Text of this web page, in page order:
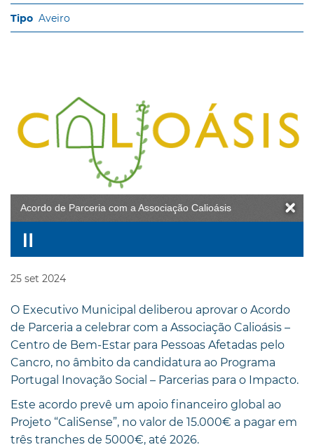
Aveiro
Acordo de Parceria com a Associação Calioásis
25 set 2024
O Executivo Municipal deliberou aprovar o Acordo
de Parceria a celebrar com a Associação Calioásis –
Centro de Bem-Estar para Pessoas Afetadas pelo
Cancro, no âmbito da candidatura ao Programa
Portugal Inovação Social – Parcerias para o Impacto.
Este acordo prevê um apoio financeiro global ao
Projeto “CaliSense”, no valor de 15.000€ a pagar em
três tranches de 5000€, até 2026.